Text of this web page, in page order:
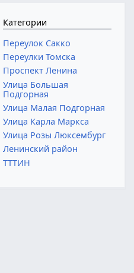
Категории
Переулок Сакко
Переулки Томска
Проспект Ленина
Улица Большая
Подгорная
Улица Малая Подгорная
Улица Карла Маркса
Улица Розы Люксембург
Ленинский район
ТТТИН